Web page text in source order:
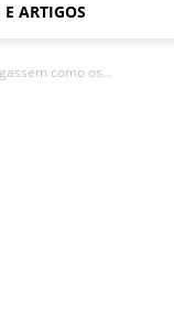
ARTIGOS
como os...